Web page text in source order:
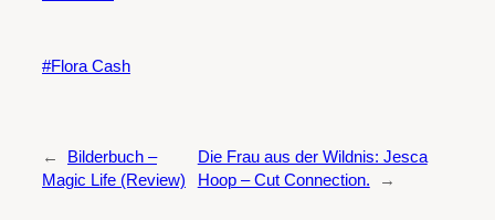
Flora Cash
←
Bilderbuch –
Magic Life (Review)
Die Frau aus der Wildnis: Jesca
Hoop – Cut Connection.
→